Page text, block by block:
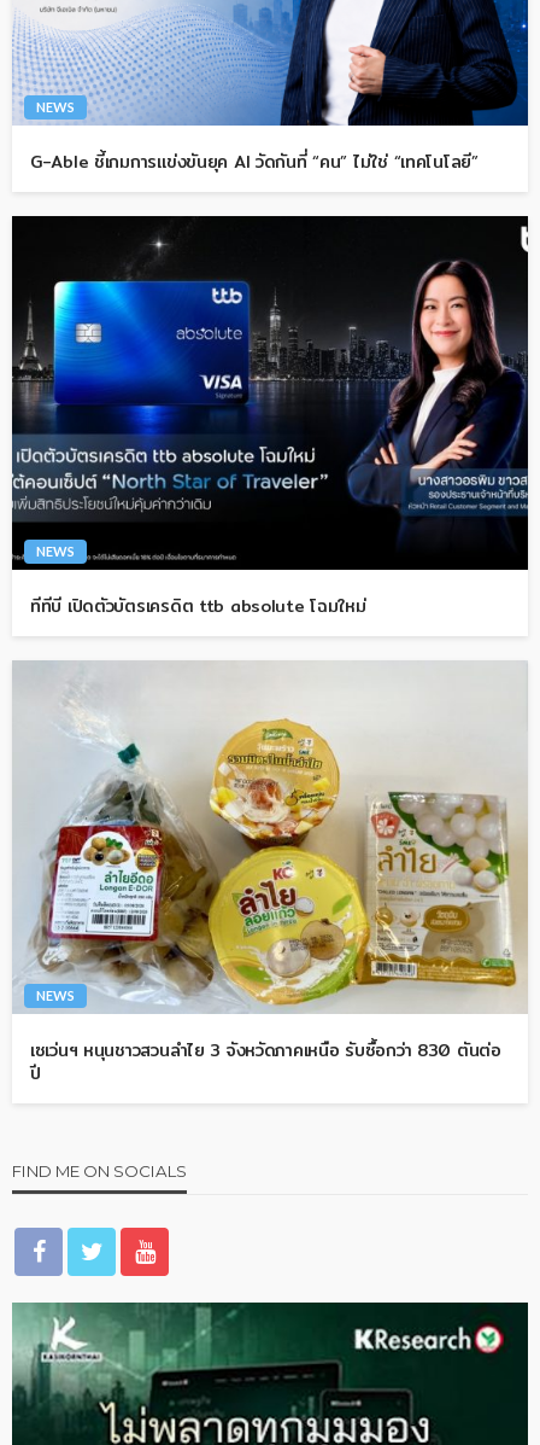
NEWS
G-Able ชี้เกมการแข่งขันยุค AI วัดกันที่ “คน” ไม่ใช่ “เทคโนโลยี”
NEWS
ทีทีบี เปิดตัวบัตรเครดิต ttb absolute โฉมใหม่
NEWS
เซเว่นฯ หนุนชาวสวนลำไย 3 จังหวัดภาคเหนือ รับซื้อกว่า 830 ตันต่อ
ปี
FIND ME ON SOCIALS